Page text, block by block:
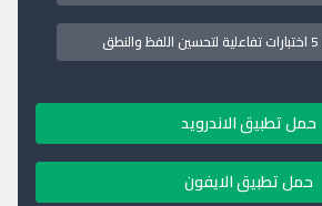
حمل تطبيق الاندرويد
حمل تطبيق الايفون